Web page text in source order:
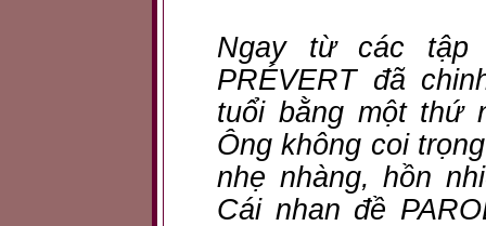
Ngay từ các tập
PRÉVERT đã
tuổi bằng một thứ
Ông không coi
nhẹ nhàng, hồn
Cái nhan đề